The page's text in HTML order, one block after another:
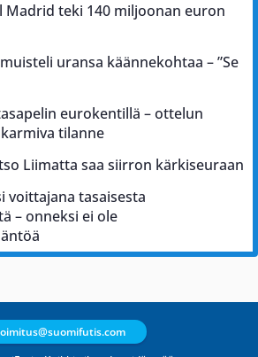
Madrid teki 140 miljoonan euron
uransa käännekohtaa – ”Se
eurokentillä – ottelun
tilanne
Liimatta saa siirron kärkiseuraan
voittajana tasaisesta
– onneksi ei ole